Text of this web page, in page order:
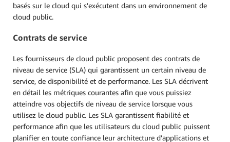
basés sur le cloud qui s'exécutent dans un environnement de
cloud public.
Contrats de service
Les fournisseurs de cloud public proposent des contrats de
niveau de service (SLA) qui garantissent un certain niveau de
service, de disponibilité et de performance. Les SLA décrivent
en détail les métriques courantes afin que vous puissiez
atteindre vos objectifs de niveau de service lorsque vous
utilisez le cloud public. Les SLA garantissent fiabilité et
performance afin que les utilisateurs du cloud public puissent
planifier en toute confiance leur architecture d'applications et